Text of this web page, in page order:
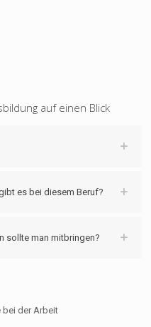
auf einen Blick
es bei diesem Beruf?
sollte man mitbringen?
bei der Arbeit